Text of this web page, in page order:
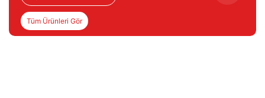
Tüm Ürünleri Gör